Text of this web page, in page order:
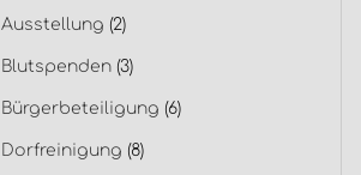
Ausstellung (2)
Blutspenden(3)
Bürgerbeteiligung (6)
Dorfreinigung (8)